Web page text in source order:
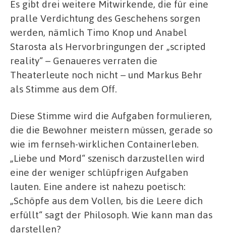
Es gibt drei weitere Mitwirkende, die für eine
pralle Verdichtung des Geschehens sorgen
werden, nämlich Timo Knop und Anabel
Starosta als Hervorbringungen der „scripted
reality“ – Genaueres verraten die
Theaterleute noch nicht – und Markus Behr
als Stimme aus dem Off.
Diese Stimme wird die Aufgaben formulieren,
die die Bewohner meistern müssen, gerade so
wie im fernseh-wirklichen Containerleben.
„Liebe und Mord“ szenisch darzustellen wird
eine der weniger schlüpfrigen Aufgaben
lauten. Eine andere ist nahezu poetisch:
„Schöpfe aus dem Vollen, bis die Leere dich
erfüllt“ sagt der Philosoph. Wie kann man das
darstellen?